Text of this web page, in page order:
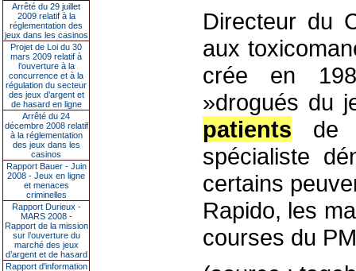
Arrêté du 29 juillet
2009 relatif à la
réglementation des
jeux dans les casinos
Projet de Loi du 30
mars 2009 relatif à
l’ouverture à la
concurrence et à la
régulation du secteur
des jeux d’argent et
de hasard en ligne
Arrêté du 24
décembre 2008 relatif
à la réglementation
des jeux dans les
casinos
Rapport Bauer - Juin
2008 - Jeux en ligne
et menaces
criminelles
Rapport Durieux -
MARS 2008 -
Rapport de la mission
sur l’ouverture du
marché des jeux
d’argent et de hasard
Rapport d'information
Directeur du
aux
crée en
»drogués du
patients de
spécialiste
certains
Rapido, les
courses du